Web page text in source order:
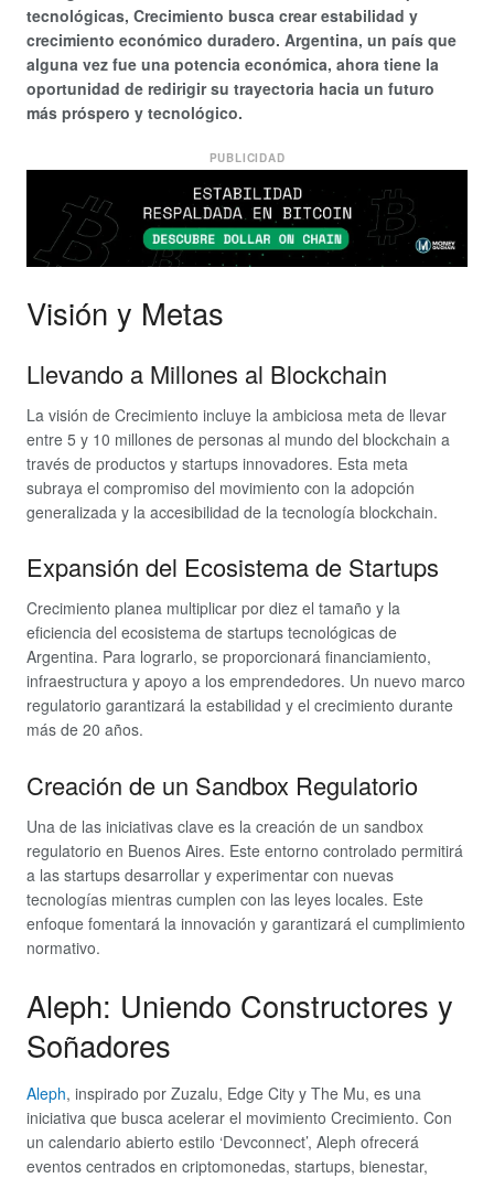
tecnológicas, Crecimiento busca crear estabilidad y
crecimiento económico duradero. Argentina, un país que
alguna vez fue una potencia económica, ahora tiene la
oportunidad de redirigir su trayectoria hacia un futuro
más próspero y tecnológico.
PUBLICIDAD
Visión y Metas
Llevando a Millones al Blockchain
La visión de Crecimiento incluye la ambiciosa meta de llevar
entre 5 y 10 millones de personas al mundo del blockchain a
través de productos y startups innovadores. Esta meta
subraya el compromiso del movimiento con la adopción
generalizada y la accesibilidad de la tecnología blockchain.
Expansión del Ecosistema de Startups
Crecimiento planea multiplicar por diez el tamaño y la
eficiencia del ecosistema de startups tecnológicas de
Argentina. Para lograrlo, se proporcionará financiamiento,
infraestructura y apoyo a los emprendedores. Un nuevo marco
regulatorio garantizará la estabilidad y el crecimiento durante
más de 20 años.
Creación de un Sandbox Regulatorio
Una de las iniciativas clave es la creación de un sandbox
regulatorio en Buenos Aires. Este entorno controlado permitirá
a las startups desarrollar y experimentar con nuevas
tecnologías mientras cumplen con las leyes locales. Este
enfoque fomentará la innovación y garantizará el cumplimiento
normativo.
Aleph: Uniendo Constructores y
Soñadores
Aleph, inspirado por Zuzalu, Edge City y The Mu, es una
iniciativa que busca acelerar el movimiento Crecimiento. Con
un calendario abierto estilo ‘Devconnect’, Aleph ofrecerá
eventos centrados en criptomonedas, startups, bienestar,